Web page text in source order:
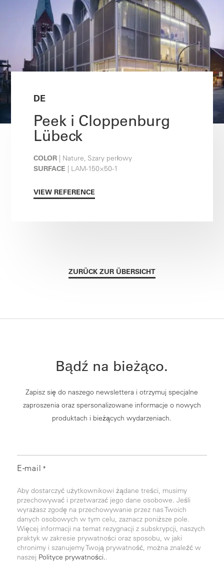
DE
Peek i Cloppenburg
Lübeck
COLOR | Nature, Szary perłowy
SURFACE | LAM-150×50-1
VIEW REFERENCE
ZURÜCK ZUR ÜBERSICHT
Bądź na bieżąco.
Zapisz się do naszego newslettera i otrzymuj specjalne
zaproszenia oraz spersonalizowane informacje o nowych
produktach i bieżących wydarzeniach.
E-mail *
Aby dostarczyć użytkownikowi żądane treści, musimy
przechowywać i przetwarzać jego dane osobowe. Jeśli
wyrażasz zgodę na przechowywanie przez nas Twoich
danych osobowych w tym celu, zaznacz poniższe pole.
Więcej informacji na temat rezygnacji z subskrypcji, naszych
praktyk w zakresie prywatności oraz sposobu, w jaki
chronimy i szanujemy Twoją prywatność, można znaleźć w
naszej Polityce prywatności..